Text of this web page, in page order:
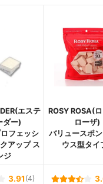
エステ
ダー)
フェッシ
アップ ス
ジ
ROSY ROSA(
ローザ)
バリュースポ
ウス型タイ
3.91 (4)